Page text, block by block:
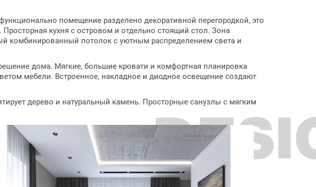
помещение разделено декоративной перегородкой, это
кухня с островом и отдельно стоящий стол. Зона
комбинированный потолок с уютным распределением света и
дома. Мягкие, большие кровати и комфортная планировка
мебели. Встроенное, накладное и диодное освещение создают
дерево и натуральный камень. Просторные санузлы с мягким